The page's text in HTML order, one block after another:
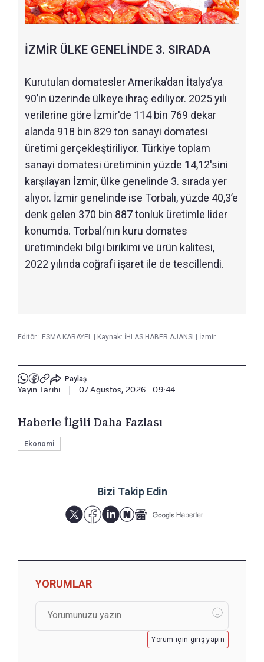
İZMİR ÜLKE GENELİNDE 3. SIRADA
Kurutulan domatesler Amerika’dan İtalya’ya
90’ın üzerinde ülkeye ihraç ediliyor. 2025 yılı
verilerine göre İzmir'de 114 bin 769 dekar
alanda 918 bin 829 ton sanayi domatesi
üretimi gerçekleştiriliyor. Türkiye toplam
sanayi domatesi üretiminin yüzde 14,12'sini
karşılayan İzmir, ülke genelinde 3. sırada yer
alıyor. İzmir genelinde ise Torbalı, yüzde 40,3’e
denk gelen 370 bin 887 tonluk üretimle lider
konumda. Torbalı’nın kuru domates
üretimindeki bilgi birikimi ve ürün kalitesi,
2022 yılında coğrafi işaret ile de tescillendi.
Editör : ESMA KARAYEL | Kaynak: İHLAS HABER AJANSI | İzmir
Paylaş
Yayın Tarihi | 07 Ağustos, 2026 - 09:44
Haberle İlgili Daha Fazlası
Ekonomi
Bizi Takip Edin
YORUMLAR
Yorum için giriş yapın